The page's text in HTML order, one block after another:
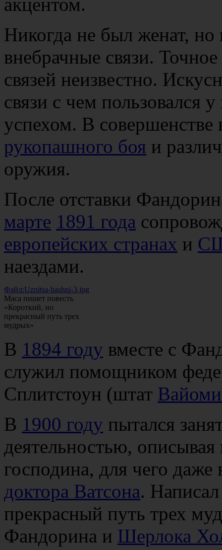
Никогда не был женат,
внебрачные связи.
связей неизвестно.
связи с чем пользовался
успехом. В совершенстве
рукопашного боя и
оружия.
После отставки
марте 1891 года
европейских странах и
наездами.
Файл:Uznitsa-bashni-3.jpg
Маса пишет повесть
«Короткий, но
прекрасный путь трех
мудрых»
В 1894 году вместе с
служил помощником
Сплитстоун (штат
В 1900 году пытался
деятельностью,
господина, для чего даже
доктора Ватсона.
прекрасный путь трех
Фандорина и Шерлока